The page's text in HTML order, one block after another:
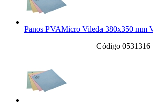
Panos PVAMicro Vileda 380x350 mm
Código 0531316